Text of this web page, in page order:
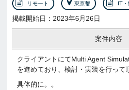
リモート 東京都 IT
掲載開始日：2023年6月26日
案件内容
クライアントにてMulti Agent
を進めており、検討・実装を行って
具体的に。。